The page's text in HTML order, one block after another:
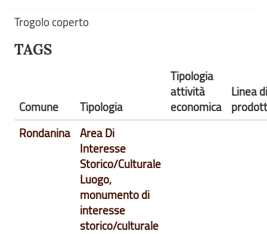
Trogolo coperto
TAGS
Comune Tipologia
Tipologia
attività
economica
Linea di
Rondanina
Area Di
Interesse
Storico/Culturale
Luogo,
monumento di
interesse
storico/culturale